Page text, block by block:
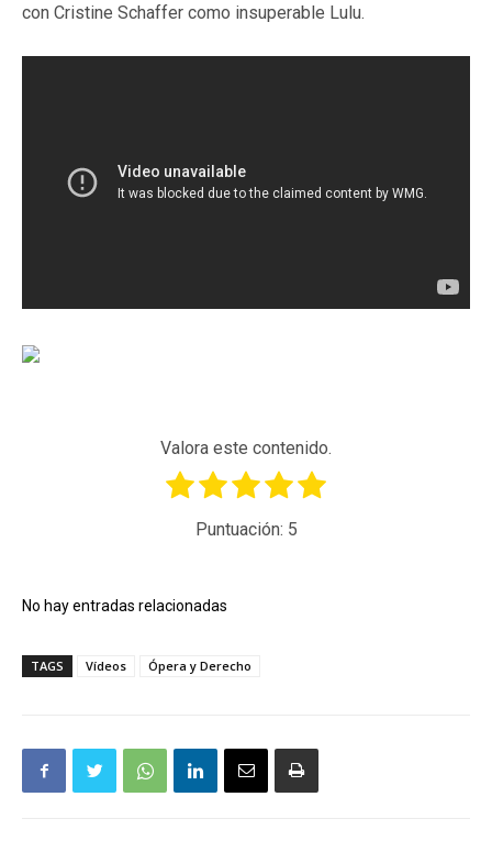
con Cristine Schaffer como insuperable Lulu.
Valora este contenido.
Puntuación: 5
No hay entradas relacionadas
TAGS Vídeos Ópera y Derecho